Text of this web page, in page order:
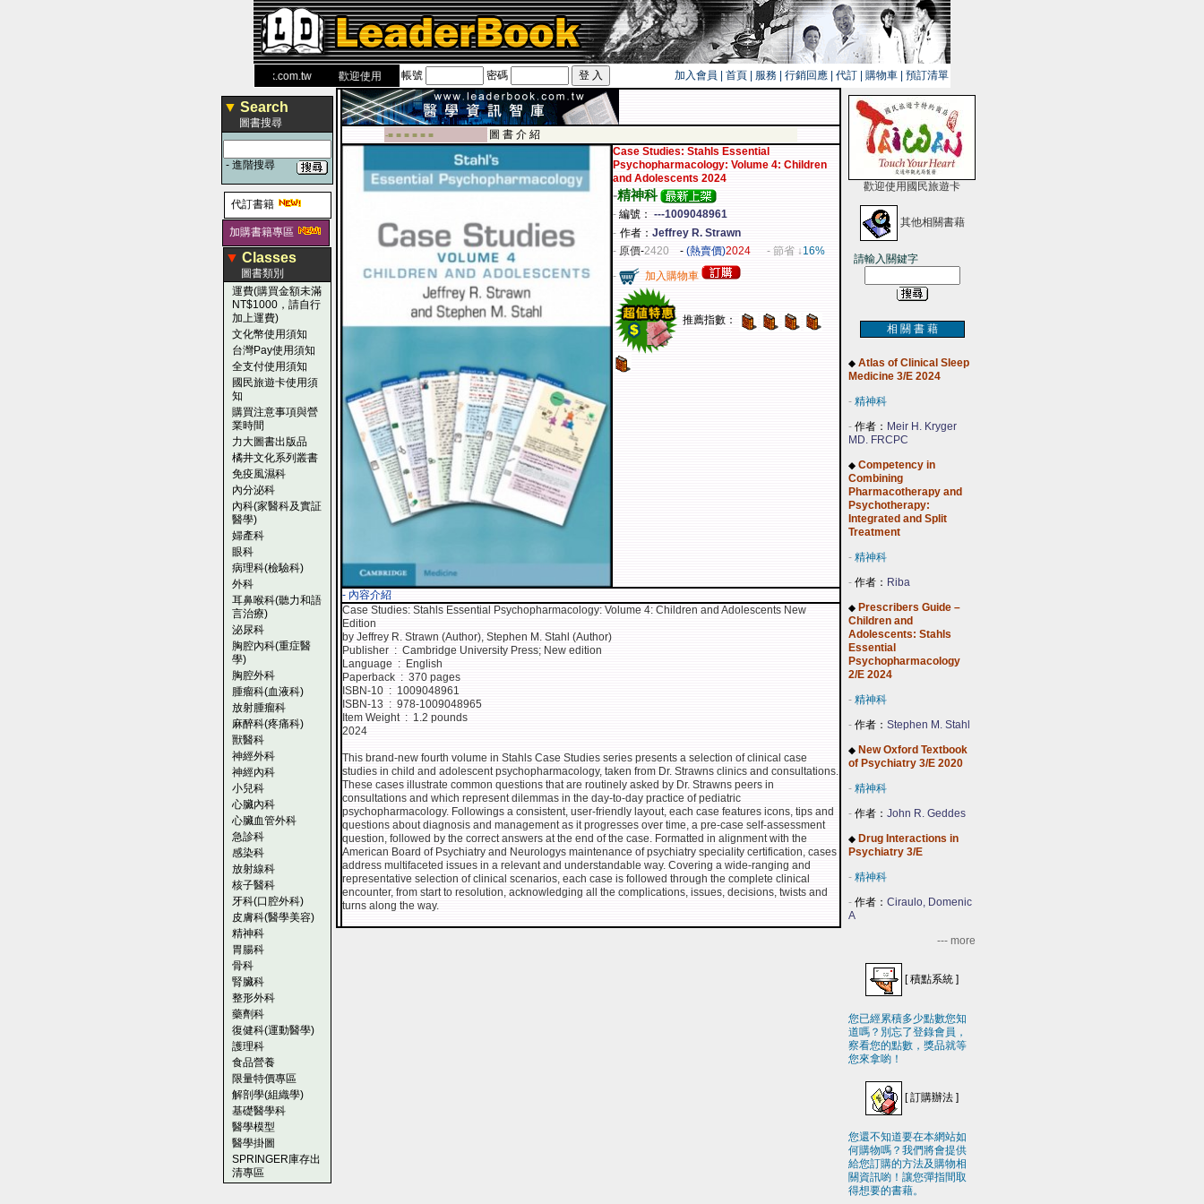
www.leaderbook.com.tw歡迎使用 國民旅遊卡！！
帳號 密碼 加入會員 首頁 服務 行銷回應 代訂 購物車 預訂清單
▼ Search
圖書搜尋
- 進階搜尋
代訂書籍
加購書籍專區
▼ Classes
圖書類別
運費(購買金額未滿
NT$1000，請自行
加上運費)
文化幣使用須知
台灣Pay使用須知
全支付使用須知
國民旅遊卡使用須
知
購買注意事項與營
業時間
力大圖書出版品
橘井文化系列叢書
免疫風濕科
內分泌科
內科(家醫科及實証
醫學)
婦產科
眼科
病理科(檢驗科)
外科
耳鼻喉科(聽力和語
言治療)
泌尿科
胸腔內科(重症醫
學)
胸腔外科
腫瘤科(血液科)
放射腫瘤科
麻醉科(疼痛科)
獸醫科
神經外科
神經內科
小兒科
心臟內科
心臟血管外科
急診科
感染科
放射線科
核子醫科
牙科(口腔外科)
皮膚科(醫學美容)
精神科
胃腸科
骨科
腎臟科
整形外科
藥劑科
復健科(運動醫學)
護理科
食品營養
限量特價專區
解剖學(組織學)
基礎醫學科
醫學模型
醫學掛圖
SPRINGER庫存出
清專區
-■ ■ ■ ■ ■ ■
圖 書 介 紹
Case Studies: Stahls Essential
Psychopharmacology: Volume 4: Children
and Adolescents 2024
-精神科
- 編號： ---1009048961
- 作者： Jeffrey R. Strawn
- 原價-2420 - (熱賣價)2024 - 節省 ↓ 16%
-
加入購物車
推薦指數：
- 內容介紹
Case Studies: Stahls Essential Psychopharmacology: Volume 4: Children and Adolescents New
Edition
by Jeffrey R. Strawn (Author), Stephen M. Stahl (Author)
Publisher ‏ : ‎ Cambridge University Press; New edition
Language ‏ : ‎ English
Paperback ‏ : ‎ 370 pages
ISBN-10 ‏ : ‎ 1009048961
ISBN-13 ‏ : ‎ 978-1009048965
Item Weight ‏ : ‎ 1.2 pounds
2024
This brand-new fourth volume in Stahls Case Studies series presents a selection of clinical case
studies in child and adolescent psychopharmacology, taken from Dr. Strawns clinics and consultations.
These cases illustrate common questions that are routinely asked by Dr. Strawns peers in
consultations and which represent dilemmas in the day-to-day practice of pediatric
psychopharmacology. Followings a consistent, user-friendly layout, each case features icons, tips and
questions about diagnosis and management as it progresses over time, a pre-case self-assessment
question, followed by the correct answers at the end of the case. Formatted in alignment with the
American Board of Psychiatry and Neurologys maintenance of psychiatry speciality certification, cases
address multifaceted issues in a relevant and understandable way. Covering a wide-ranging and
representative selection of clinical scenarios, each case is followed through the complete clinical
encounter, from start to resolution, acknowledging all the complications, issues, decisions, twists and
turns along the way.
歡迎使用國民旅遊卡
其他相關書藉
請輸入關鍵字
相 關 書 藉
◆ Atlas of Clinical Sleep
Medicine 3/E 2024
- 精神科
- 作者： Meir H. Kryger
MD. FRCPC
◆ Competency in
Combining
Pharmacotherapy and
Psychotherapy:
Integrated and Split
Treatment
- 精神科
- 作者： Riba
◆ Prescribers Guide –
Children and
Adolescents: Stahls
Essential
Psychopharmacology
2/E 2024
- 精神科
- 作者： Stephen M. Stahl
◆ New Oxford Textbook
of Psychiatry 3/E 2020
- 精神科
- 作者： John R. Geddes
◆ Drug Interactions in
Psychiatry 3/E
- 精神科
- 作者： Ciraulo, Domenic
A
--- more
[積點系統 ]
您已經累積多少點數您知
道嗎？別忘了登錄會員，
察看您的點數，獎品就等
您來拿喲！
[訂購辦法 ]
您還不知道要在本網站如
何購物嗎？我們將會提供
給您訂購的方法及購物相
關資訊喲！讓您彈指間取
得想要的書藉。